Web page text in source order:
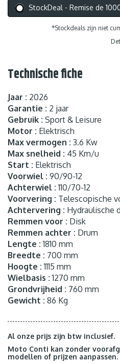
StockDeal - Remise de
*Stockdeals zijn niet
Technische fiche
Jaar : 2026
Garantie : 2 jaar
Gebruik : Sport & Leisure
Motor : Elektrisch
Max vermogen : 3.6 Kw
Max snelheid : 45 Km/u
Start : Elektrisch
Voorwiel : 90/90-12
Achterwiel : 110/70-12
Voorvering : Telescopische
Achtervering : Hydraulische
Remmen voor : Disk
Remmen achter : Drum
Lengte : 1810 mm
Breedte : 700 mm
Hoogte : 1115 mm
Wielbasis : 1270 mm
Grondvrijheid : 760 mm
Gewicht : 86 Kg
Al onze prijs zijn btw inclusief.
Moto Conti kan zonder
modellen of prijzen aanpassen.